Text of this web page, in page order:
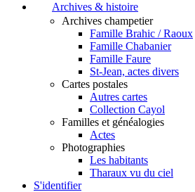
Archives & histoire
Archives champetier
Famille Brahic / Raoux
Famille Chabanier
Famille Faure
St-Jean, actes divers
Cartes postales
Autres cartes
Collection Cayol
Familles et généalogies
Actes
Photographies
Les habitants
Tharaux vu du ciel
S'identifier